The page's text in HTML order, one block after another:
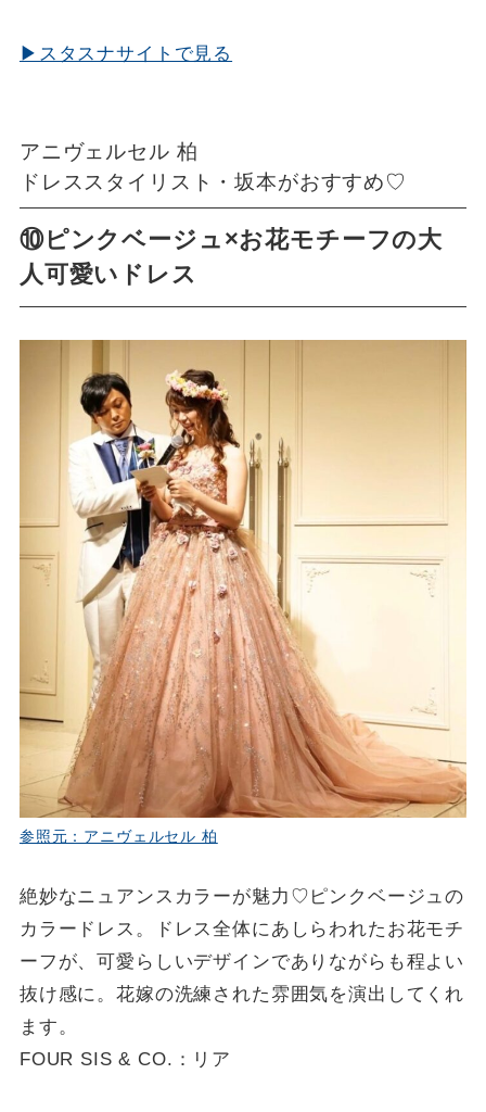
▶スタスナサイトで見る
アニヴェルセル 柏
ドレススタイリスト・坂本がおすすめ♡
⑩ピンクベージュ×お花モチーフの大
人可愛いドレス
参照元：アニヴェルセル 柏
絶妙なニュアンスカラーが魅力♡ピンクベージュの
カラードレス。ドレス全体にあしらわれたお花モチ
ーフが、可愛らしいデザインでありながらも程よい
抜け感に。花嫁の洗練された雰囲気を演出してくれ
ます。
FOUR SIS & CO.：リア